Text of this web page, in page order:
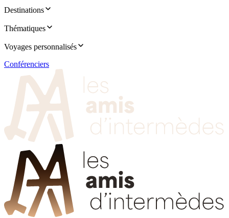
Destinations
Thématiques
Voyages personnalisés
Conférenciers